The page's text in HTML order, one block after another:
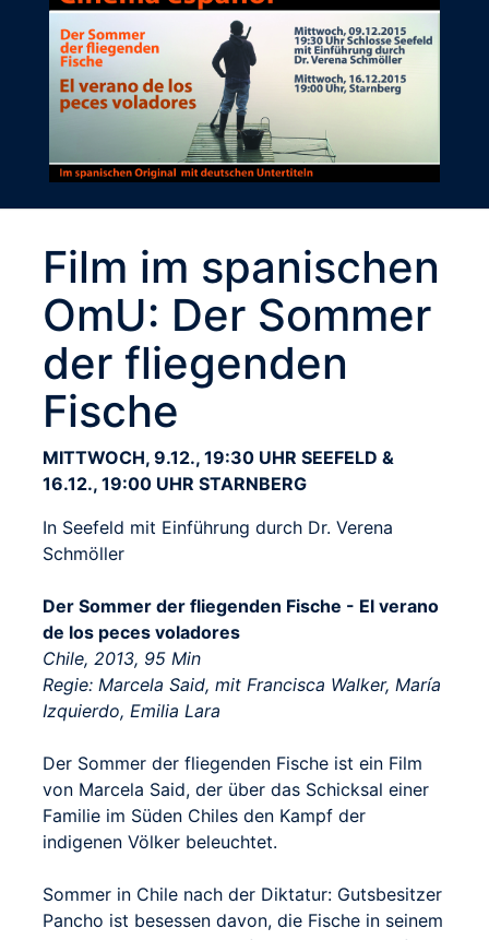
Film im spanischen
OmU: Der Sommer
der fliegenden
Fische
MITTWOCH, 9.12., 19:30 UHR SEEFELD &
16.12., 19:00 UHR STARNBERG
In Seefeld mit Einführung durch Dr. Verena
Schmöller
Der Sommer der fliegenden Fische - El verano
de los peces voladores
Chile, 2013, 95 Min
Regie: Marcela Said, mit Francisca Walker, María
Izquierdo, Emilia Lara
Der Sommer der fliegenden Fische ist ein Film
von Marcela Said, der über das Schicksal einer
Familie im Süden Chiles den Kampf der
indigenen Völker beleuchtet.
Sommer in Chile nach der Diktatur: Gutsbesitzer
Pancho ist besessen davon, die Fische in seinem